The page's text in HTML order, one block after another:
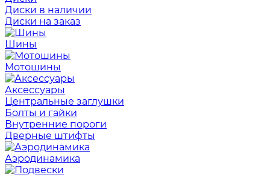
Диски в наличии
Диски на заказ
Шины
Мотошины
Аксессуары
Центральные заглушки
Болты и гайки
Внутренние пороги
Дверные штифты
Аэродинамика